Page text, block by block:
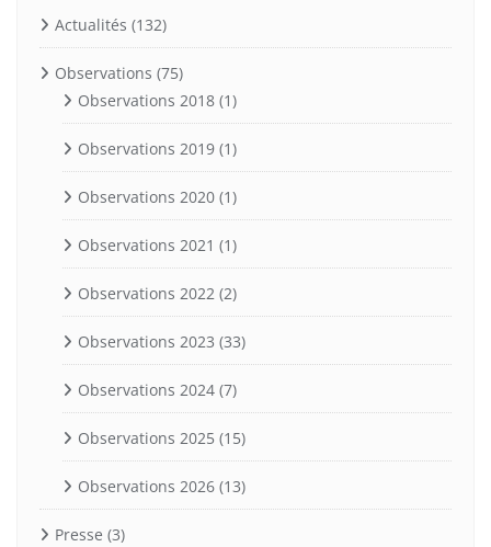
Actualités (132)
Observations (75)
Observations 2018 (1)
Observations 2019 (1)
Observations 2020 (1)
Observations 2021 (1)
Observations 2022 (2)
Observations 2023 (33)
Observations 2024 (7)
Observations 2025 (15)
Observations 2026 (13)
Presse (3)